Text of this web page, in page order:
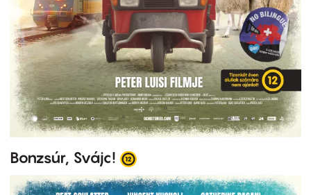
Bonzsúr, Svájc!